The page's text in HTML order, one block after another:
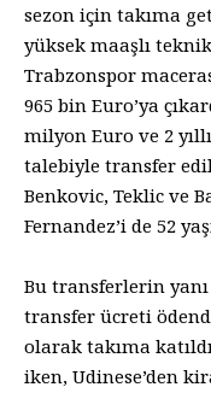
sezon için takıma
yüksek maaşlı
Trabzonspor
965 bin Euro’ya
milyon Euro ve 2
talebiyle transfer
Benkovic, Teklic ve
Fernandez’i de 52
Bu transferlerin
transfer ücreti
olarak takıma
iken, Udinese’den